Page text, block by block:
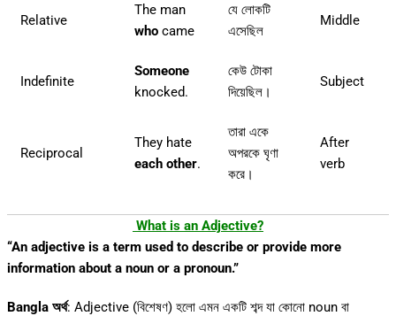
Relative
The man
who came
যে লোকটি
এসেছিল
Middle
Indefinite
Someone
knocked.
কেউ টোকা
দিয়েছিল।
Subject
Reciprocal
They hate
each other.
তারা একে
অপরকে ঘৃণা
করে।
After
verb
What is an Adjective?
“An adjective is a term used to describe or provide more
information about a noun or a pronoun.”
Bangla অর্থ: Adjective (বিশেষণ) হলো এমন একটি শব্দ যা কোনো noun বা